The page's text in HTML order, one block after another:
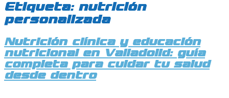
Etiqueta: nutrición
personalizada
Nutrición clínica y educación
nutricional en Valladolid: guía
completa para cuidar tu salud
desde dentro